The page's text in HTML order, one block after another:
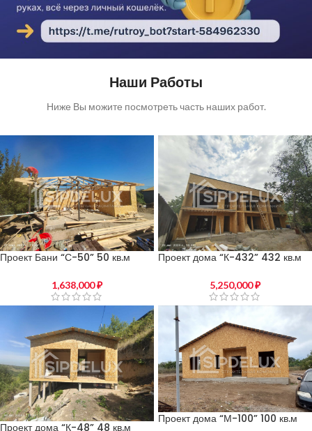
Наши Работы
Ниже Вы можите посмотреть часть наших работ.
Проект Бани “С-50” 50 кв.м
1,638,000₽
Проект дома “К-432” 432 кв.м
5,250,000₽
Проект дома “К-48” 48 кв.м
Проект дома “М-100” 100 кв.м